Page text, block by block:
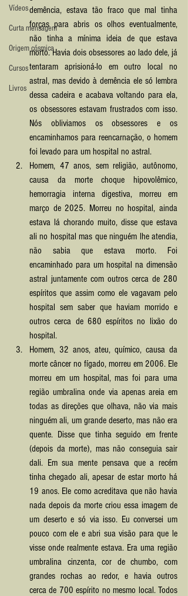
Vídeos
Curta mensagem
Origem cósmica
Cursos
Livros
demência, estava tão fraco que mal tinha
forças para abris os olhos eventualmente,
não tinha a mínima ideia de que estava
morto. Havia dois obsessores ao lado dele, já
tentaram aprisioná-lo em outro local no
astral, mas devido à demência ele só lembra
dessa cadeira e acabava voltando para ela,
os obsessores estavam frustrados com isso.
Nós obliviamos os obsessores e os
encaminhamos para reencarnação, o homem
foi levado para um hospital no astral.
Homem, 47 anos, sem religião, autônomo,
causa da morte choque hipovolêmico,
hemorragia interna digestiva, morreu em
março de 2025. Morreu no hospital, ainda
estava lá chorando muito, disse que estava
ali no hospital mas que ninguém lhe atendia,
não sabia que estava morto. Foi
encaminhado para um hospital na dimensão
astral juntamente com outros cerca de 280
espíritos que assim como ele vagavam pelo
hospital sem saber que haviam morrido e
outros cerca de 680 espíritos no lixão do
hospital.
Homem, 32 anos, ateu, químico, causa da
morte câncer no fígado, morreu em 2006. Ele
morreu em um hospital, mas foi para uma
região umbralina onde via apenas areia em
todas as direções que olhava, não via mais
ninguém ali, um grande deserto, mas não era
quente. Disse que tinha seguido em frente
(depois da morte), mas não conseguia sair
dali. Em sua mente pensava que a recém
tinha chegado ali, apesar de estar morto há
19 anos. Ele como acreditava que não havia
nada depois da morte criou essa imagem de
um deserto e só via isso. Eu conversei um
pouco com ele e abri sua visão para que le
visse onde realmente estava. Era uma região
umbralina cinzenta, cor de chumbo, com
grandes rochas ao redor, e havia outros
cerca de 700 espírito no mesmo local. Todos